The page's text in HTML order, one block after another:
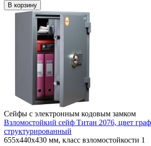
В корзину
Сейфы с электронным кодовым замком
Взломостойкий сейф Титан 2076, цвет
структурированный
655x440x430 мм, класс взломостойкости 1